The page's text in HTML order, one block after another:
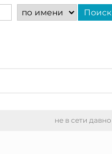
Поиск
не в сети давно